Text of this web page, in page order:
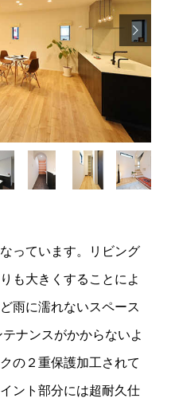

っています。リビング
も大きくすることによ
雨に濡れないスペース
ンスがかからないよ
の２重保護加工されて
ント部分には超耐久仕